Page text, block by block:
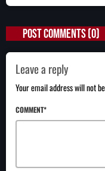
POST COMMENTS (0)
Leave a reply
Your email address will not
COMMENT*